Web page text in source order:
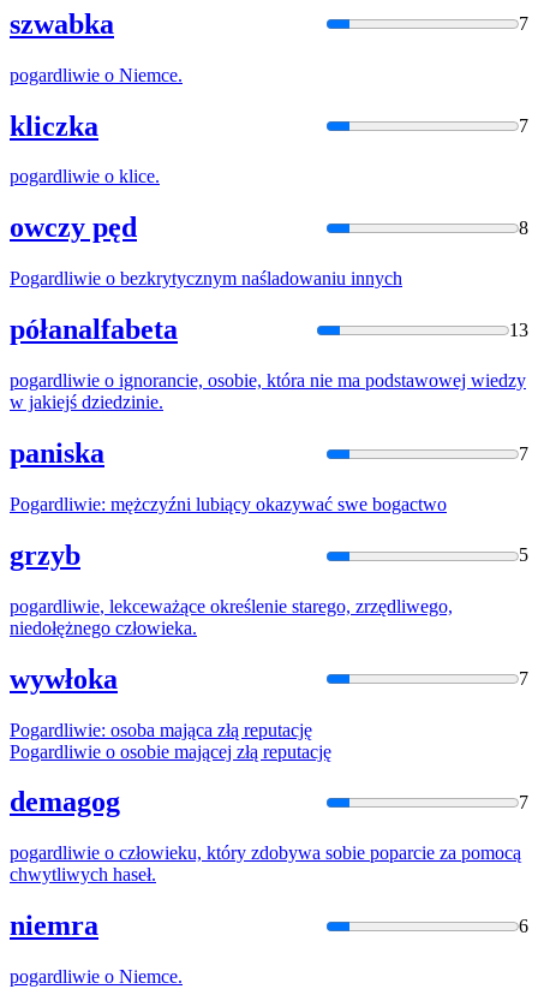
szwabka 7
pogardliwie o Niemce.
kliczka 7
pogardliwie o klice.
owczy pęd 8
Pogardliwie o bezkrytycznym naśladowaniu innych
półanalfabeta 13
pogardliwie o ignorancie, osobie, która nie ma podstawowej wiedzy
w jakiejś dziedzinie.
paniska 7
Pogardliwie: mężczyźni lubiący okazywać swe bogactwo
grzyb 5
pogardliwie, lekceważące określenie starego, zrzędliwego,
niedołężnego człowieka.
wywłoka 7
Pogardliwie: osoba mająca złą reputację
Pogardliwie o osobie mającej złą reputację
demagog 7
pogardliwie o człowieku, który zdobywa sobie poparcie za pomocą
chwytliwych haseł.
niemra 6
pogardliwie o Niemce.